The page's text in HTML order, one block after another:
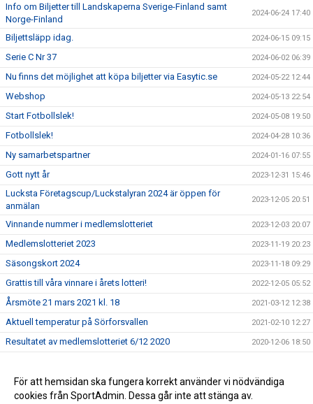
Info om Biljetter till Landskaperna Sverige-Finland samt
Norge-Finland
2024-06-24 17:40
Biljettsläpp idag. 2024-06-15 09:15
Serie C Nr 37 2024-06-02 06:39
Nu finns det möjlighet att köpa biljetter via Easytic.se 2024-05-22 12:44
Webshop 2024-05-13 22:54
Start Fotbollslek! 2024-05-08 19:50
Fotbollslek! 2024-04-28 10:36
Ny samarbetspartner 2024-01-16 07:55
Gott nytt år 2023-12-31 15:46
Lucksta Företagscup/Luckstalyran 2024 är öppen för
anmälan
2023-12-05 20:51
Vinnande nummer i medlemslotteriet 2023-12-03 20:07
Medlemslotteriet 2023 2023-11-19 20:23
Säsongskort 2024 2023-11-18 09:29
Grattis till våra vinnare i årets lotteri! 2022-12-05 05:52
Årsmöte 21 mars 2021 kl. 18 2021-03-12 12:38
Aktuell temperatur på Sörforsvallen 2021-02-10 12:27
Resultatet av medlemslotteriet 6/12 2020 2020-12-06 18:50
Årsmötet den 22/3 är inställt 2020-03-17 19:10
Vinstlotten i 50/50lotteriet 2018-06-09 19:45
För att hemsidan ska fungera korrekt använder vi nödvändiga
cookies från SportAdmin. Dessa går inte att stänga av.